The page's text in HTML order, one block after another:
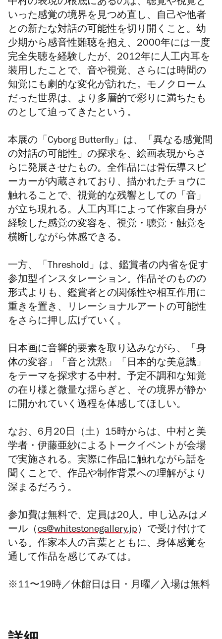
中村の表現の根底にあるのは、聴覚や視覚と
いった感覚の境界を見つめ直し、自己や他者
との新たな対話の可能性を切り開くこと。幼
少期から感音性難聴を抱え、 2000年には一度
完全失聴を経験したが、 2012年に人工内耳を
装用したことで、音や視覚、さらには時間の
知覚にも劇的な変化が訪れた。モノクローム
だった世界は、より多層的で彩りに満ちたも
のとして迫ってきたという。
本展の「 Cyborg Butterfly」は、「異なる感覚間
の対話の可能性」の探求を、絵画表現からさ
らに発展させたもの。全作品には骨伝導スピ
ーカーが内蔵されており、描かれたチョウ に
触れることで、視覚的な残響としての「音」
が立ち現れる。人工内耳によって作家自身が
経験した感覚の変容を、視覚・聴覚・触覚を
横断しながら体感できる。
一方、「 Threshold」は、鑑賞者の内省を促す
参加型インスタレーション。作品そのものの
形式よりも、鑑賞者との関係性や相互作用に
重きを置き、リレーショナルアートの可能性
をさらに押し広げていく。
日本画に音響的要素を取り込みながら、「身
体の変容」「音と沈黙」「日本的な美意識」
をテーマを探求する中村。予定不調和な知覚
の在り様と微量な揺らぎと、その境界が静か
に開かれていく過程を体感してほしい。
なお、 6月 20 日（土） 15時からは、中村と美
学者・伊藤亜紗によるトークイベントが会場
で実施される。実際に作品に触れながら話を
聞くことで、作品や制作背景への理解がより
深まるだろう。
参加費は無料で、定員は20人。申し込みはメ
ール（cs@whitestonegallery.jp）で受け付けて
いる。作家本人の言葉とともに、身体感覚を
通して作品を感じてみては。
※ 11〜19時／ 休館 日は日・月曜／入場は無料